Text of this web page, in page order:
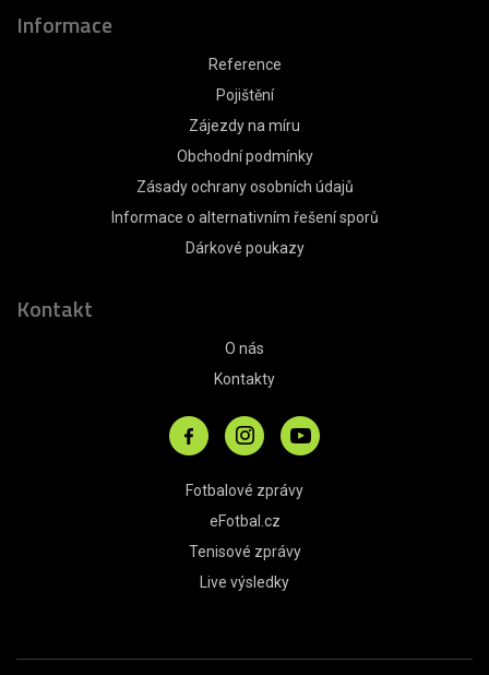
Informace
Reference
Pojištění
Zájezdy na míru
Obchodní podmínky
Zásady ochrany osobních údajů
Informace o alternativním řešení sporů
Dárkové poukazy
Kontakt
O nás
Kontakty
Fotbalové zprávy
eFotbal.cz
Tenisové zprávy
Live výsledky